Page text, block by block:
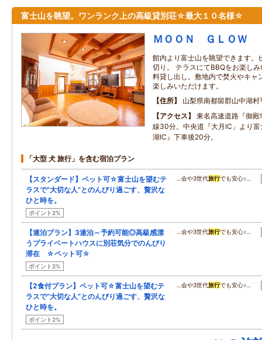
富士山を眺望。ワンランク上の高級貸別荘☆最大１０名様☆
ＭＯＯＮ ＧＬＯＷ
館内より富士山を眺望できます。
切り。 テラスにてBBQをお楽し
料貸し出し。敷地内で焚火やキャ
楽しみいただけます。
住所
山梨県南都留郡山中湖
アクセス
東名高速道路『御
線30分。中央道『大月IC」より
湖IC』下車後20分。
「大型 犬 旅行」を含む宿泊プラン
【スタンダード】ペット可☆富士山を望むテ
ラスで“大切な人”とのんびり過ごす、贅沢な
ひと時を。
ポイント2%
…会や3世代旅行でも安心♪…
【連泊プラン】3連泊～予約可能◎高級感漂
うプライベートハウスに別荘気分でのんびり
滞在 ☆ペット可☆
ポイント2%
…会や3世代旅行でも安心♪…
【2食付プラン】ペット可☆富士山を望むテ
ラスで“大切な人”とのんびり過ごす、贅沢な
ひと時を。
ポイント2%
…会や3世代旅行でも安心♪…